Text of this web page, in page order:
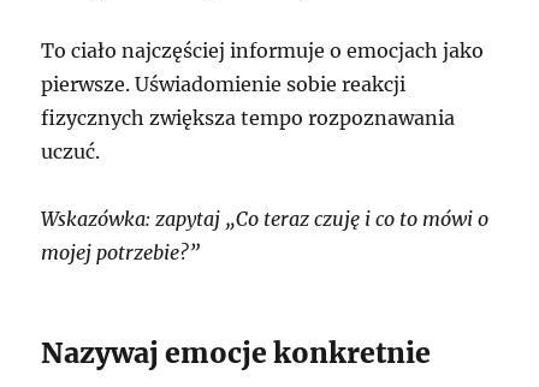
To ciało najczęściej informuje o emocjach jako
pierwsze. Uświadomienie sobie reakcji
fizycznych zwiększa tempo rozpoznawania
uczuć.
Wskazówka: zapytaj „Co teraz czuję i co to mówi o
mojej potrzebie?”
Nazywaj emocje konkretnie